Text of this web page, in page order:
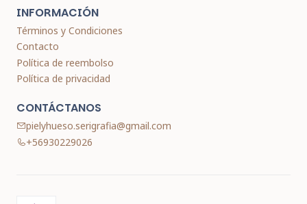
INFORMACIÓN
Términos y Condiciones
Contacto
Política de reembolso
Política de privacidad
CONTÁCTANOS
pielyhueso.serigrafia@gmail.com
+56930229026